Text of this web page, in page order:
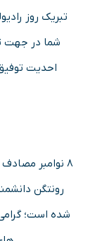
تبریک روز
شما در جهت
احدیت
رونتگن
شده است؛